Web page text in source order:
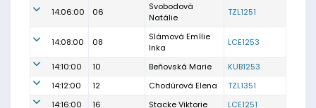
14:06:00 06
Svobodová
Natálie
TZL1251
14:08:00 08
Slámová Emílie
Inka
LCE1253
14:10:00 10 Beňovská Marie
KUB1253
14:12:00
12 Chodúrová Elena
TZL1351
14:16:00
16 Stacke Viktorie
LCE1251